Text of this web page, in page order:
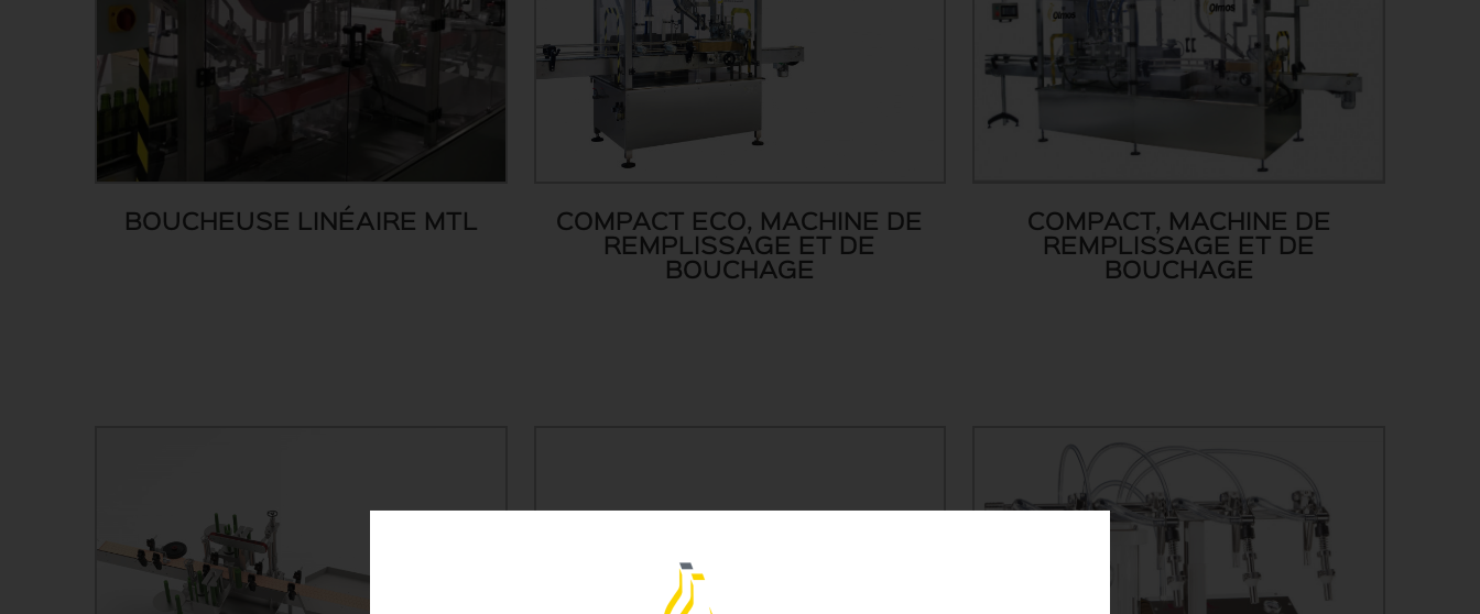
BOUCHEUSE LINÉAIRE MTL
COMPACT ECO, MACHINE DE
REMPLISSAGE ET DE
BOUCHAGE
COMPACT, MACHINE DE
REMPLISSAGE ET DE
BOUCHAGE